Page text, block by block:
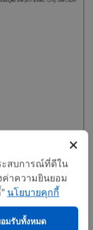
ะสบการณ์ที่ดีใน
ค่าความยินยอม
นโยบายคุกกี้
มรับทั้งหมด